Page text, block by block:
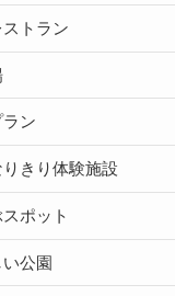
トラン
ン
きり体験施設
ポット
公園